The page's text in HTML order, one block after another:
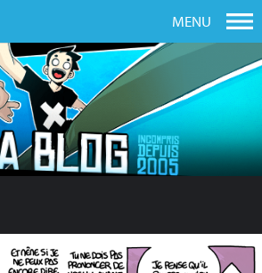
MENU